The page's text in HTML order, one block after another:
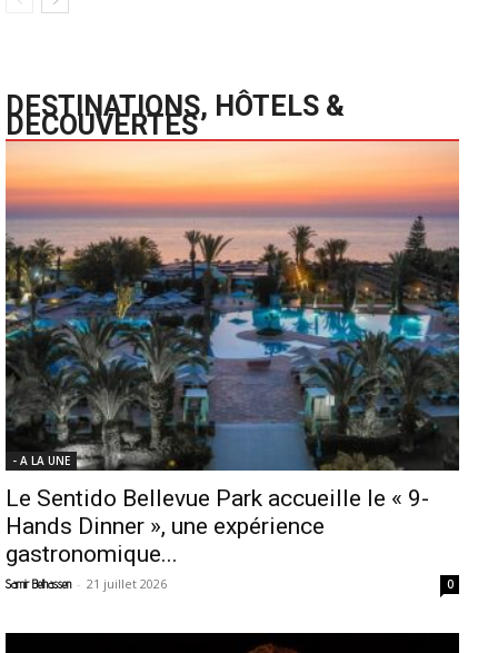
DESTINATIONS, HÔTELS &
DECOUVERTES
- A LA UNE
Le Sentido Bellevue Park accueille le « 9-
Hands Dinner », une expérience
gastronomique...
Samir Belhassen - 21 juillet 2026 0